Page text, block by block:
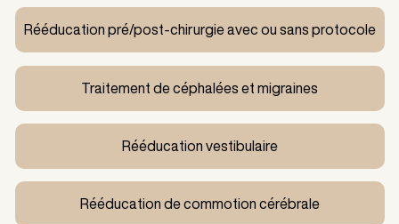
Rééducation pré/post-chirurgie avec ou sans protocole
Traitement de céphalées et migraines
Rééducation vestibulaire
Rééducation de commotion cérébrale